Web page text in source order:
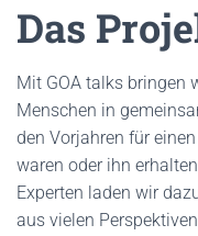
Das
Mit GOA talks bringen
Menschen in
den Vorjahren für
waren oder ihn
Experten laden wir
aus vielen